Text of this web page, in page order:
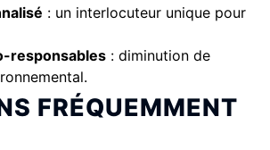
: un interlocuteur unique pour
responsables : diminution de
FRÉQUEMMENT